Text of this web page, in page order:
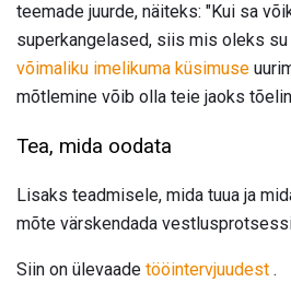
teemade juurde, näiteks: "Kui sa
superkangelased, siis mis oleks
võimaliku imelikuma küsimuse
mõtlemine võib olla teie jaoks
Tea, mida oodata
Lisaks teadmisele, mida tuua ja
mõte värskendada
Siin on ülevaade tööintervjuudest .